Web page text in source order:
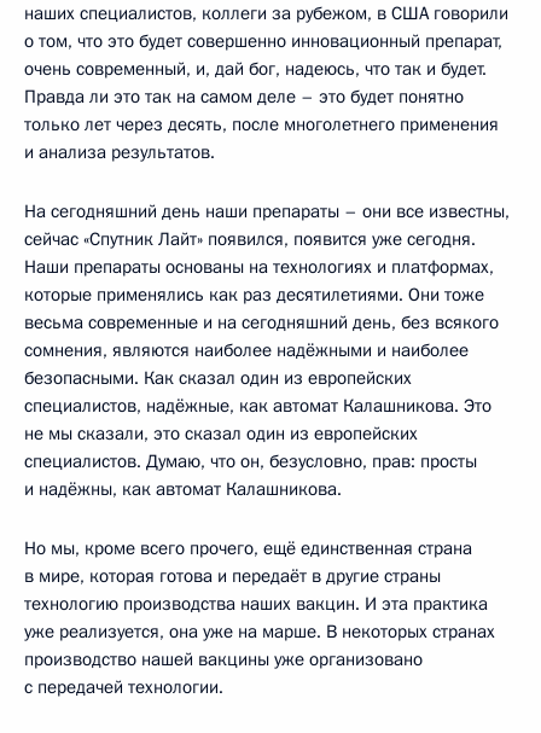
наших специалистов, коллеги за рубежом, в США говорили
о том, что это будет совершенно инновационный препарат,
очень современный, и, дай бог, надеюсь, что так и будет.
Правда ли это так на самом деле – это будет понятно
только лет через десять, после многолетнего применения
и анализа результатов.
На сегодняшний день наши препараты – они все известны,
сейчас «Спутник Лайт» появился, появится уже сегодня.
Наши препараты основаны на технологиях и платформах,
которые применялись как раз десятилетиями. Они тоже
весьма современные и на сегодняшний день, без всякого
сомнения, являются наиболее надёжными и наиболее
безопасными. Как сказал один из европейских
специалистов, надёжные, как автомат Калашникова. Это
не мы сказали, это сказал один из европейских
специалистов. Думаю, что он, безусловно, прав: просты
и надёжны, как автомат Калашникова.
Но мы, кроме всего прочего, ещё единственная страна
в мире, которая готова и передаёт в другие страны
технологию производства наших вакцин. И эта практика
уже реализуется, она уже на марше. В некоторых странах
производство нашей вакцины уже организовано
с передачей технологии.